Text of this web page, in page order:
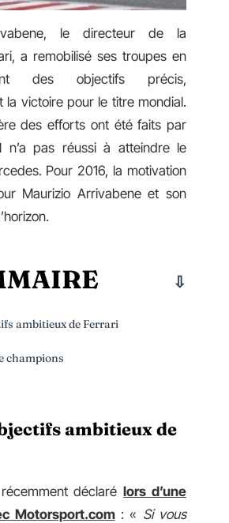
le directeur de la
a remobilisé ses troupes en
des objectifs précis,
la victoire pour le titre mondial.
des efforts ont été faits par
n’a pas réussi à atteindre le
Pour 2016, la motivation
Maurizio Arrivabene et son
ambitieux de Ferrari
champions
ambitieux de
déclarélors d’une
Motorsport.com: « Si vous